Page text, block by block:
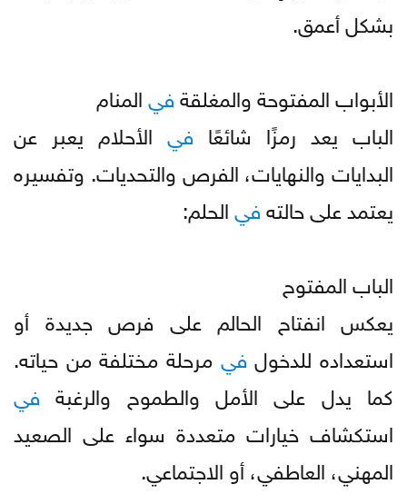
بشكل أعمق.
الأبواب المفتوحة والمغلقةفيالمنام
الباب يعد رمزًا شائعًا في الأحلام يعبر عن
البدايات والنهايات، الفرص والتحديات. وتفسيره
يعتمد على حالتهفيالحلم:
الباب المفتوح
يعكس انفتاح الحالم على فرص جديدة أو
استعداده للدخول في مرحلة مختلفة من حياته.
كما يدل على الأمل والطموح والرغبة في
استكشاف خيارات متعددة سواء على الصعيد
المهني، العاطفي، أو الاجتماعي.